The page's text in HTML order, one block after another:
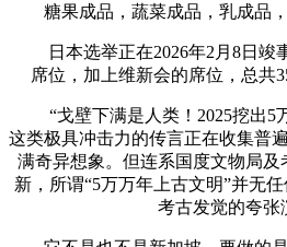
糖果成品，蔬菜成品，乳成品
日本选举正在2026年2月8日竣
席位，加上维新会的席位，总共
“戈壁下满是人类！2025挖出5
这类极具冲击力的传言正在收集普
满奇异想象。但连系国度文物局及
新，所谓“5万万年上古文明”并无
考古发觉的夸张